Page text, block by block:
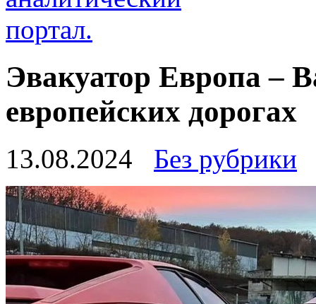
Эвакуатор Европа –
европейских дорогах
13.08.2024 Без рубрики